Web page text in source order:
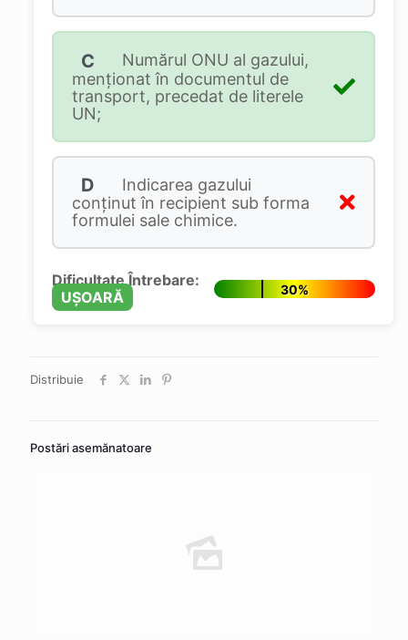
C
Numărul ONU al gazului,
menționat în documentul de
transport, precedat de literele
UN;
D
Indicarea gazului
conţinut în recipient sub forma
formulei sale chimice.
Dificultate Întrebare:
UȘOARĂ
30%
Distribuie
Postări asemănatoare